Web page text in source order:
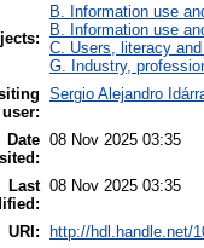
B. Information use
B. Information use
C. Users, literacy and
G. Industry,
user:
Sergio Alejandro
Date 08 Nov 2025 03:35
Last 08 Nov 2025 03:35
URI: http://hdl.handle.net/